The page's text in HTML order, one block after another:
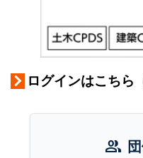
ログインはこちら
group